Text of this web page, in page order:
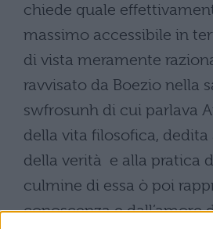
chiede quale
massimo accessibile in
di vista meramente
ravvisato da Boezio nella
swfrosunh di cui parlava
della vita filosofica,
della verità e alla pratica
culmine di essa ò poi
conoscenza e dall’amore